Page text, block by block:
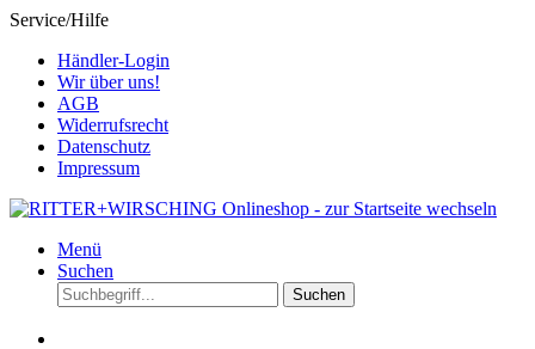
Service/Hilfe
Händler-Login
Wir über uns!
AGB
Widerrufsrecht
Datenschutz
Impressum
Menü
Suchen
Suchen